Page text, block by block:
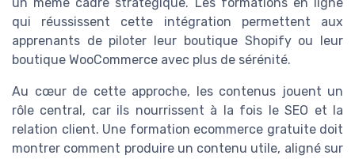
un même cadre stratégique. Les formations en ligne
qui réussissent cette intégration permettent aux
apprenants de piloter leur boutique Shopify ou leur
boutique WooCommerce avec plus de sérénité.
Au cœur de cette approche, les contenus jouent un
rôle central, car ils nourrissent à la fois le SEO et la
relation client. Une formation ecommerce gratuite doit
montrer comment produire un contenu utile, aligné sur